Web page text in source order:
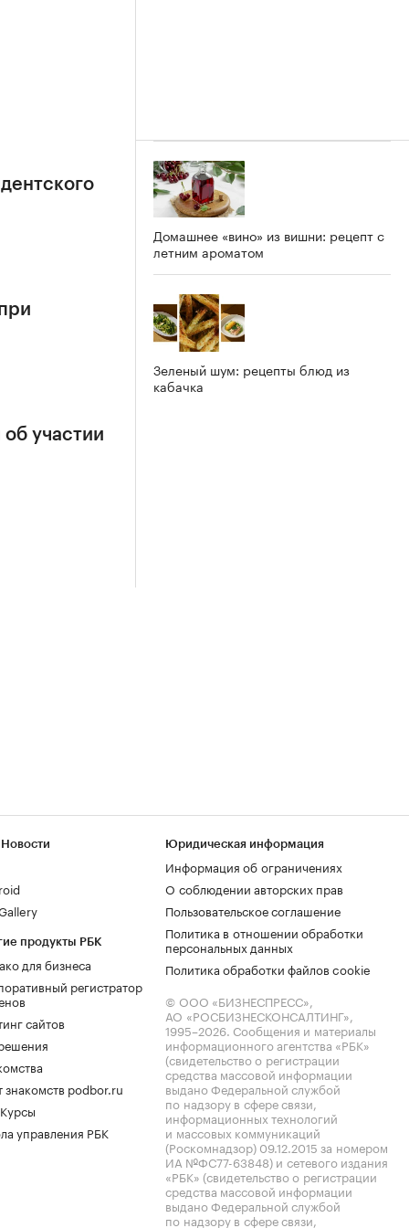
участии
Домашнее «вино» из вишни: рецепт с
летним ароматом
Зеленый шум: рецепты блюд из
кабачка
продукты РБК
для бизнеса
регистратор
сайтов
знакомств podbor.ru
управления РБК
Юридическая информация
Информация об ограничениях
О соблюдении авторских прав
Пользовательское соглашение
Политика в отношении обработки
персональных данных
Политика обработки файлов cookie
© ООО «БИЗНЕСПРЕСС»,
АО «РОСБИЗНЕСКОНСАЛТИНГ»,
1995–2026. Сообщения и материалы
информационного агентства «РБК»
(свидетельство о регистрации
средства массовой информации
выдано Федеральной службой
по надзору в сфере связи,
информационных технологий
и массовых коммуникаций
(Роскомнадзор) 09.12.2015 за номером
ИА №ФС77-63848) и сетевого издания
«РБК» (свидетельство о регистрации
средства массовой информации
выдано Федеральной службой
по надзору в сфере связи,